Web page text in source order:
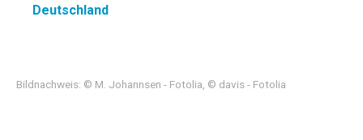
Deutschland
Bildnachweis: © M. Johannsen - Fotolia, © davis - Fotolia